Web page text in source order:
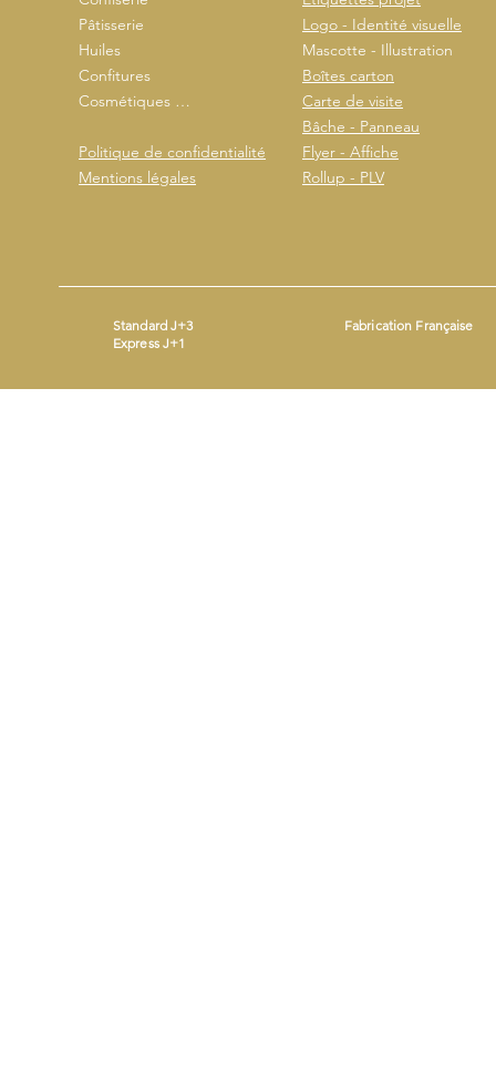
Pâtisserie
Huiles
Confitures
Cosmétiques …
Politique de confidentialité
Mentions légales
Logo - Identité visuelle
Mascotte - Illustration
Boîtes carton
Carte de visite
Bâche - Panneau
Flyer - Affiche
Rollup - PLV
Standard J+3
Express J+1
Fabrication Française